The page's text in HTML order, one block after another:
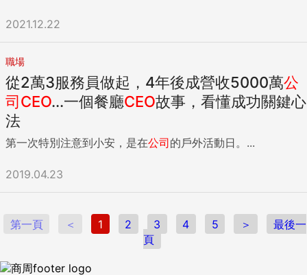
2021.12.22
職場
從2萬3服務員做起，4年後成營收5000萬公
司CEO...一個餐廳CEO故事，看懂成功關鍵心
法
第一次特別注意到小安，是在公司的戶外活動日。...
2019.04.23
第一頁 ＜ 1 2 3 4 5 ＞
最後一
頁